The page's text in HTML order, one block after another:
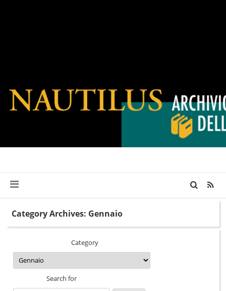
Category Archives: Gennaio
Category
Search for